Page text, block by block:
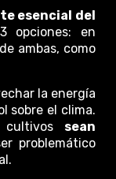
esencial del
opciones: en
ambas, como
la energía
sobre el clima.
cultivos sean
problemático